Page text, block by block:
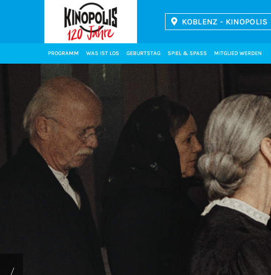
KOBLENZ - KINOPOLIS
PROGRAMM WAS IST LOS GEBURTSTAG SPIEL & SPASS MITGLIED WERDEN